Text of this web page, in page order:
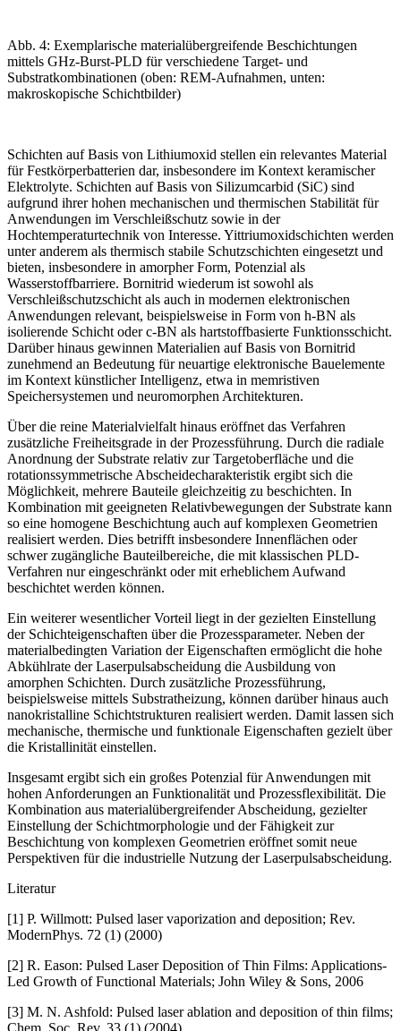
Abb. 4: Exemplarische materialübergreifende Beschichtungen
mittels GHz-Burst-PLD für verschiedene Target- und
Substratkombinationen (oben: REM-Aufnahmen, unten:
makroskopische Schichtbilder)
Schichten auf Basis von Lithiumoxid stellen ein relevantes Material
für Festkörperbatterien dar, insbesondere im Kontext keramischer
Elektrolyte. Schichten auf Basis von Sili­zumcarbid (SiC) sind
aufgrund ihrer hohen mechanischen und thermischen Stabilität für
Anwendungen im Verschleißschutz sowie in der
Hochtemperaturtechnik von Interesse. Yittriumoxidschichten werden
unter anderem als thermisch stabile Schutzschichten eingesetzt und
bieten, insbesondere in amorpher Form, Potenzial als
Wasserstoffbarriere. Bornitrid wiederum ist sowohl als
Verschleißschutzschicht als auch in modernen elektronischen
Anwendungen relevant, beispielsweise in Form von h-BN als
isolierende Schicht oder c-BN als hartstoffbasierte Funktionsschicht.
Darüber hinaus gewinnen Mate­rialien auf Basis von Bornitrid
zunehmend an Bedeutung für neuartige elektronische Bauelemente
im Kontext künstlicher Intelligenz, etwa in memristiven
Speichersystemen und neuromorphen Architekturen.
Über die reine Materialvielfalt hinaus eröffnet das Verfahren
zusätzliche Freiheitsgrade in der Prozessführung. Durch die radiale
Anordnung der Substrate relativ zur Targetoberfläche und die
rotationssymmetrische Abscheidecharakteristik ergibt sich die
Möglichkeit, mehrere Bauteile gleichzeitig zu beschichten. In
Kombination mit geeigneten Relativbewegungen der Substrate kann
so eine homogene Beschichtung auch auf komplexen Geometrien
realisiert werden. Dies betrifft insbesondere Innenflächen oder
schwer zugängliche Bauteilbereiche, die mit klassischen PLD-
Verfahren nur eingeschränkt oder mit erheblichem Aufwand
beschichtet werden können.
Ein weiterer wesentlicher Vorteil liegt in der gezielten Einstellung
der Schichteigenschaften über die Prozessparameter. Neben der
mate­rialbedingten Variation der Eigenschaften ermöglicht die hohe
Abkühlrate der Laserpuls­abscheidung die Ausbildung von
amorphen Schichten. Durch zusätzliche Prozessführung,
beispielsweise mittels Substratheizung, können darüber hinaus auch
nanokristalline Schichtstrukturen realisiert werden. Damit lassen sich
mechanische, thermische und funktionale Eigenschaften gezielt über
die Kristallinität einstellen.
Insgesamt ergibt sich ein großes Potenzial für Anwendungen mit
hohen Anforderungen an Funktionalität und Prozessflexibilität. Die
Kombination aus materialübergreifender Abscheidung, gezielter
Einstellung der Schichtmorphologie und der Fähigkeit zur
Beschichtung von komplexen Geometrien eröffnet somit neue
Perspektiven für die industrielle Nutzung der Laserpulsabscheidung.
Literatur
[1] P. Willmott: Pulsed laser vaporization and deposition; Rev.
ModernPhys. 72 (1) (2000)
[2] R. Eason: Pulsed Laser Deposition of Thin Films: Applications-
Led Growth of Functional Materials; John Wiley & Sons, 2006
[3] M. N. Ashfold: Pulsed laser ablation and deposition of thin films;
Chem. Soc. Rev. 33 (1) (2004)